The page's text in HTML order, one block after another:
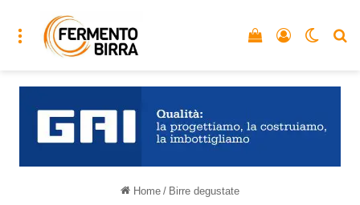
Menu Accedi
Vedi il carrello
Home / Birre degustate